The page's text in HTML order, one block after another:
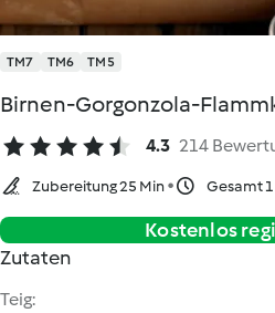
TM7 TM6 TM5
Birnen-Gorgonzola-
4.3 214
Zubereitung 25 Min Gesamt
Kostenlos
Zutaten
Teig: